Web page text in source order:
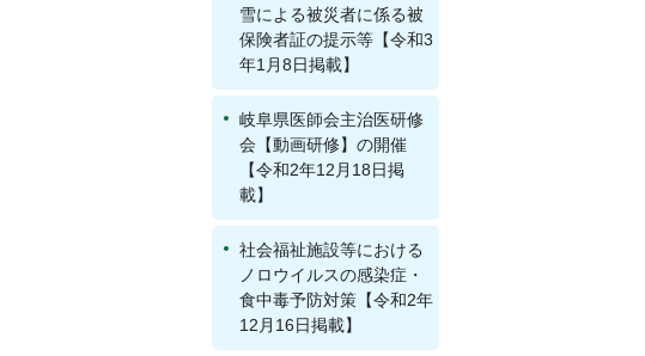
雪による被災者に係る被
保険者証の提示等【令和3
年1月8日掲載】
岐阜県医師会主治医研修
会【動画研修】の開催
【令和2年12月18日掲
載】
社会福祉施設等における
ノロウイルスの感染症・
食中毒予防対策【令和2年
12月16日掲載】